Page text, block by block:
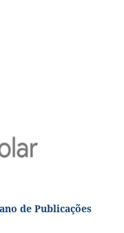
de Publicações